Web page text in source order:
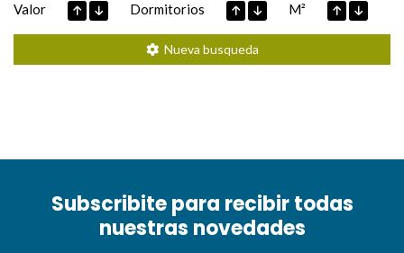
Valor Dormitorios M²
Nueva busqueda
Subscribite para recibir todas
nuestras novedades